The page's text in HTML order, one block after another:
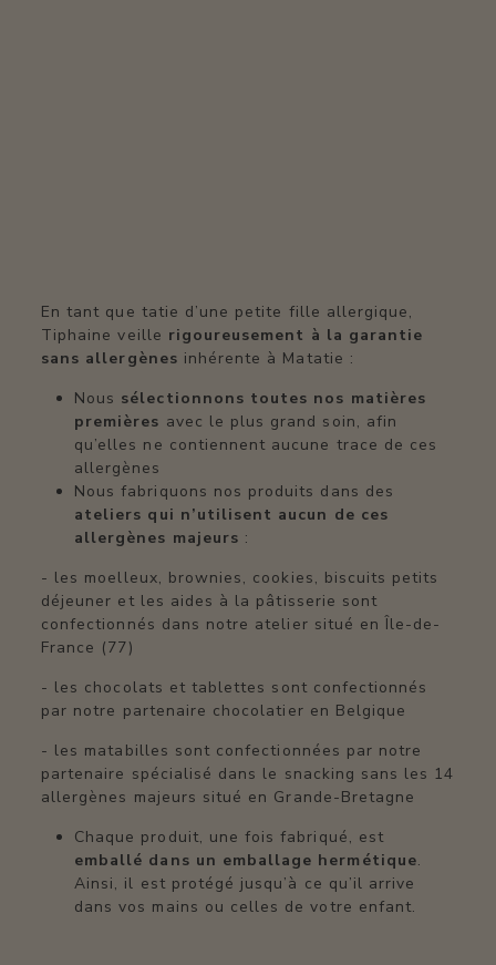
En tant que tatie d’une petite fille allergique,
Tiphaine veille rigoureusement à la garantie
sans allergènes inhérente à Matatie :
Nous sélectionnons toutes nos matières
premières avec le plus grand soin, afin
qu’elles ne contiennent aucune trace de ces
allergènes
Nous fabriquons nos produits dans des
ateliers qui n’utilisent aucun de ces
allergènes majeurs :
- les moelleux, brownies, cookies, biscuits petits
déjeuner et les aides à la pâtisserie sont
confectionnés dans notre atelier situé en Île-de-
France (77)
- les chocolats et tablettes sont confectionnés
par notre partenaire chocolatier en Belgique
- les matabilles sont confectionnées par notre
partenaire spécialisé dans le snacking sans les 14
allergènes majeurs situé en Grande-Bretagne
Chaque produit, une fois fabriqué, est
emballé dans un emballage hermétique.
Ainsi, il est protégé jusqu’à ce qu’il arrive
dans vos mains ou celles de votre enfant.